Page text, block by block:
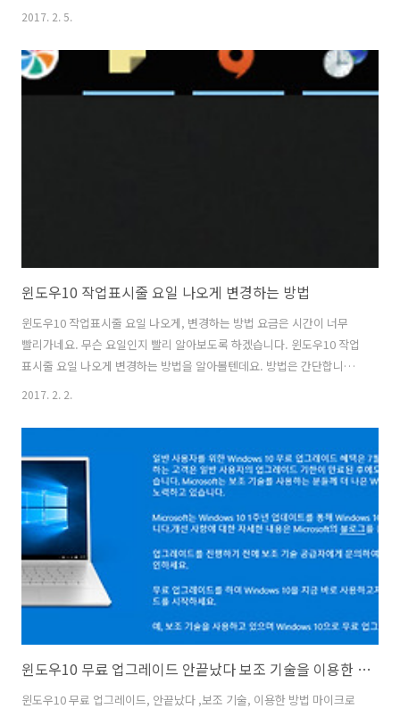
변경이 됩니다. 그 후 게임 종료를 하면 그 상태로 종료가 되는데요.
니다. 클릭 두번으로 해결이 되긴 하네요. 이것보다 더 좋은 방법이 있을
진 모르겠지만 아마도 이 방법이 제일 간편할듯 싶네요. GTA5 게임은 상
당히 넓은 맵과 자유도가 비교적 높은 게임으로 재미있긴 하죠. 근데 대
2017. 2. 5.
윈도우10 작업표시줄 요일 나오게 변경하는 방법
윈도우10 작업표시줄 요일 나오게, 변경하는 방법 요금은 시간이 너무
빨리가네요. 무슨 요일인지 빨리 알아보도록 하겠습니다. 윈도우10 작업
표시줄 요일 나오게 변경하는 방법을 알아볼텐데요. 방법은 간단합니다.
윈도우7 윈도우8 윈도우10 모두 같은 방법으로 적용이 가능 합니다. 그
면 한번에 요일을 볼 수 있어서 좀 더 편리합니다. 윈10에서는 클릭시 달
력형태가 떠서 더 보기 편해졌죠. 위 이미지처럼 간단하게 요일 하나만
추가를 할 것입니다. 월화수목금토일 이렇게 나오도록 해서 보기 편하게
해보겠습니다. 윈도우10 작업표시줄 요일 나오게 변경하는 방법 쉽다 방
법은 간단합니다. 왼쪽 하단에 Windows 검색 부분에 "국가 또는 지역"
이..
2017. 2. 2.
윈도우10 무료 업그레이드 안끝났다 보조 기술을 이용한 방법
윈도우10 무료 업그레이드, 안끝났다 ,보조 기술, 이용한 방법 마이크로